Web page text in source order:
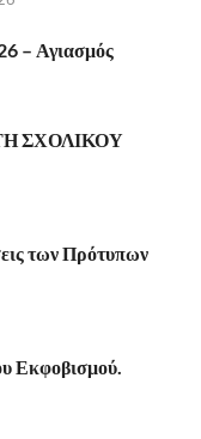
– Αγιασμός
ΣΧΟΛΙΚΟΥ
των Πρότυπων
Εκφοβισμού.